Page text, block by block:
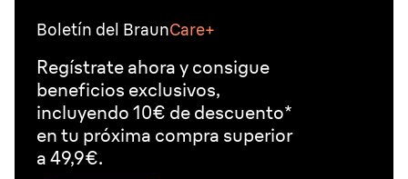
Boletín del BraunCare+
Regístrate ahora y consigue
beneficios exclusivos,
incluyendo 10€ de descuento*
en tu próxima compra superior
a 49,9€.